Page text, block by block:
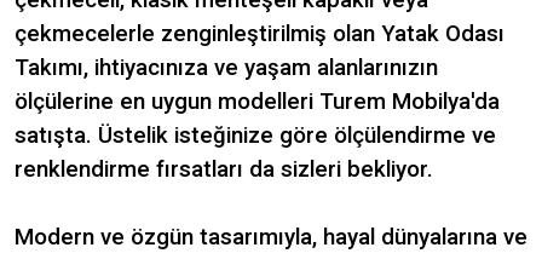
çekmecelerle zenginleştirilmiş olan Yatak Odası
Takımı, ihtiyacınıza ve yaşam alanlarınızın
ölçülerine en uygun modelleri Turem Mobilya'da
satışta. Üstelik isteğinize göre ölçülendirme ve
renklendirme fırsatları da sizleri bekliyor.
Modern ve özgün tasarımıyla, hayal dünyalarına ve